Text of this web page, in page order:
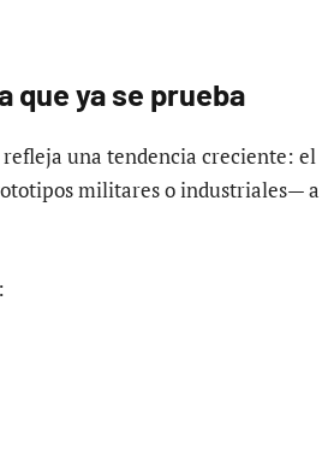
que ya se prueba
una tendencia creciente: el
militares o industriales— a